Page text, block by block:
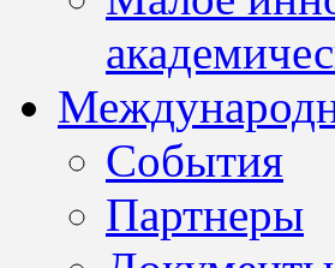
События
Партнеры